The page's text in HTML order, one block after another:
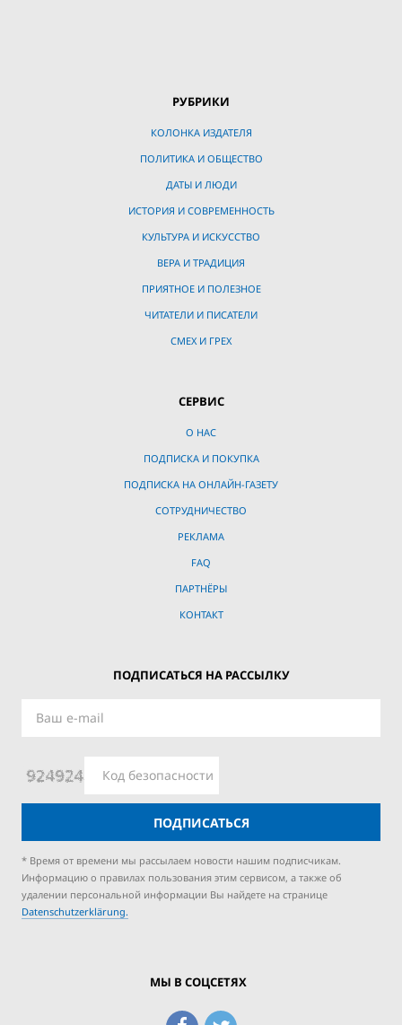
РУБРИКИ
КОЛОНКА ИЗДАТЕЛЯ
ПОЛИТИКА И ОБЩЕСТВО
ДАТЫ И ЛЮДИ
ИСТОРИЯ И СОВРЕМЕННОСТЬ
КУЛЬТУРА И ИСКУССТВО
ВЕРА И ТРАДИЦИЯ
ПРИЯТНОЕ И ПОЛЕЗНОЕ
ЧИТАТЕЛИ И ПИСАТЕЛИ
СМЕХ И ГРЕХ
СЕРВИС
О НАС
ПОДПИСКА И ПОКУПКА
ПОДПИСКА НА ОНЛАЙН-ГАЗЕТУ
СОТРУДНИЧЕСТВО
РЕКЛАМА
FAQ
ПАРТНЁРЫ
КОНТАКТ
ПОДПИСАТЬСЯ НА РАССЫЛКУ
ПОДПИСАТЬСЯ
* Время от времени мы рассылаем новости нашим подписчикам.
Информацию о правилах пользования этим сервисом, а также об
удалении персональной информации Вы найдете на странице
Datenschutzerklärung.
МЫ В СОЦСЕТЯХ